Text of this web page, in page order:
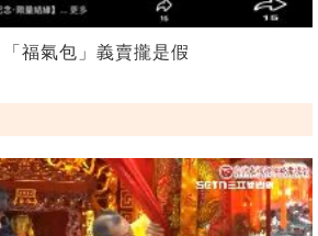
福氣包」義賣攏是假